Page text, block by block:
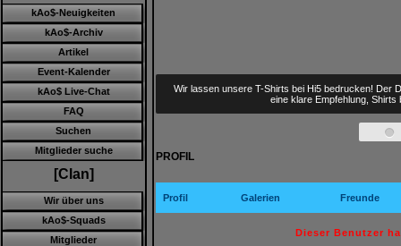
kAo$-Neuigkeiten
kAo$-Archiv
Artikel
Event-Kalender
kAo$ Live-Chat
FAQ
Suchen
Mitglieder suche
[Clan]
Wir über uns
kAo$-Squads
Mitglieder
Wir lassen unsere T-Shirts bei Hi5 bedrucken! Der
eine klare Empfehlung,
PROFIL
Profil Galerien Freunde
Dieser Benutzer